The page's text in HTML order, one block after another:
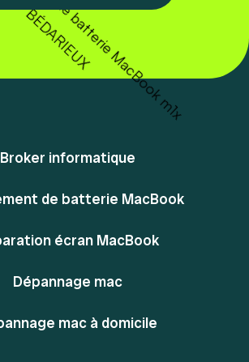
Broker informatique
de batterie MacBook
écran MacBook
Dépannage mac
mac à domicile